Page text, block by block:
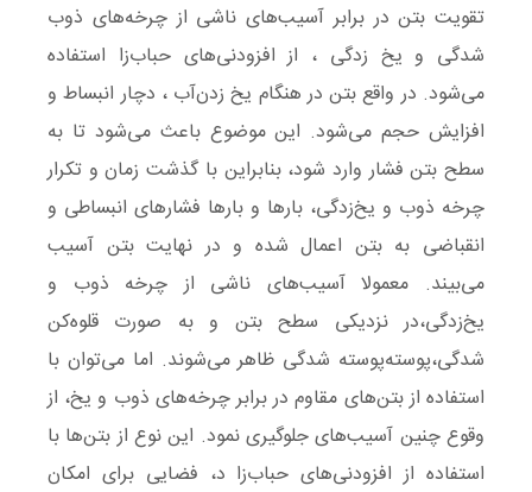
تقویت بتن در برابر آسیب‌های ناشی از چرخه‌های ذوب
شدگی و یخ زدگی ، از افزودنی‌های حباب‌زا استفاده
می‌شود. در واقع بتن در هنگام یخ زدن‌آب ، دچار انبساط و
افزایش حجم می‌شود. این موضوع باعث می‌شود تا به
سطح بتن فشار وارد شود، بنابراین با گذشت زمان و تکرار
چرخه ذوب و یخ‌زدگی، بارها و بارها فشارهای انبساطی و
انقباضی به بتن اعمال شده و در نهایت بتن آسیب
می‌بیند. معمولا آسیب‌های ناشی از چرخه ذوب و
یخ‌زدگی،در نزدیکی سطح بتن و به صورت قلوه‌کن
شدگی،پوسته‌پوسته شدگی ظاهر می‌شوند. اما می‌توان با
استفاده از بتن‌های مقاوم در برابر چرخه‌های ذوب و یخ، از
وقوع چنین آسیب‌های جلوگیری نمود. این نوع از بتن‌ها با
استفاده از افزودنی‌های حباب‌زا د، فضایی برای امکان